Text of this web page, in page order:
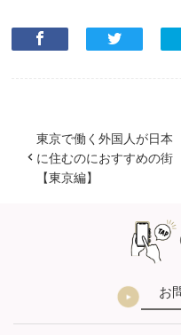
東京で働く外国人が日本
に住むのにおすすめの街
【東京編】
お